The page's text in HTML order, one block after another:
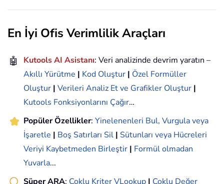
En İyi Ofis Verimlilik Araçları
🤖 Kutools AI Asistanı: Veri analizinde devrim yaratın –
Akıllı Yürütme | Kod Oluştur | Özel Formüller
Oluştur | Verileri Analiz Et ve Grafikler Oluştur |
Kutools Fonksiyonlarını Çağır…
Popüler Özellikler: Yinelenenleri Bul, Vurgula veya
İşaretle | Boş Satırları Sil | Sütunları veya Hücreleri
Veriyi Kaybetmeden Birleştir | Formül olmadan
Yuvarla...
Süper ARA: Çoklu Kriter VLookup | Çoklu Değer